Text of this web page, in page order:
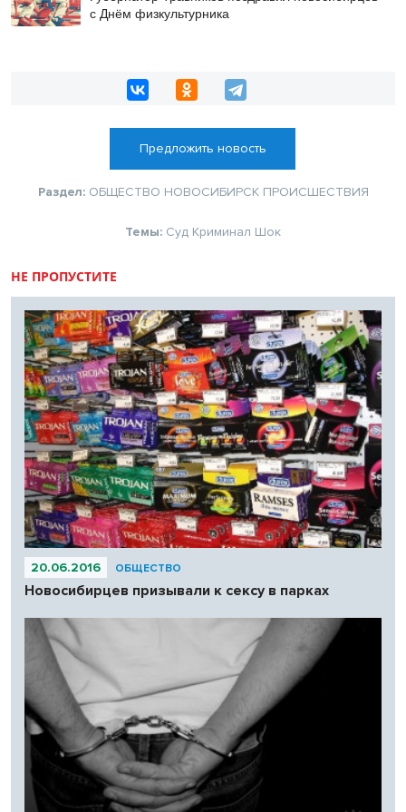
с Днём физкультурника
Предложить новость
Раздел: ОБЩЕСТВО НОВОСИБИРСК ПРОИСШЕСТВИЯ
Темы: Суд Криминал Шок
НЕ ПРОПУСТИТЕ
20.06.2016 ОБЩЕСТВО
Новосибирцев призывали к сексу в парках